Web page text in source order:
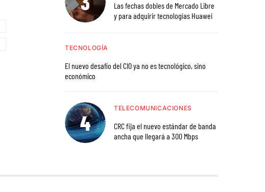
Las fechas dobles de Mercado Libre
y para adquirir tecnologías Huawei
TECNOLOGÍA
El nuevo desafío del CIO ya no es tecnológico, sino
económico
TELECOMUNICACIONES
CRC fija el nuevo estándar de banda
ancha que llegará a 300 Mbps